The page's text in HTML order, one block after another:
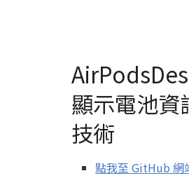
顯示電池資
技術
點我至 GitHub 網